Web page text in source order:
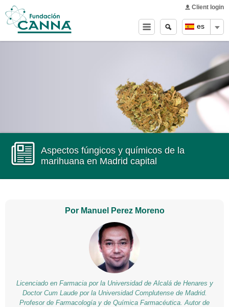
es
Client login
Main menu
Search
form
Buscar
Aspectos fúngicos y químicos de la
marihuana en Madrid capital
Por Manuel Perez Moreno
Licenciado en Farmacia por la Universidad de Alcalá de Henares y
Doctor Cum Laude por la Universidad Complutense de Madrid.
Profesor de Farmacología y de Química Farmacéutica. Autor de